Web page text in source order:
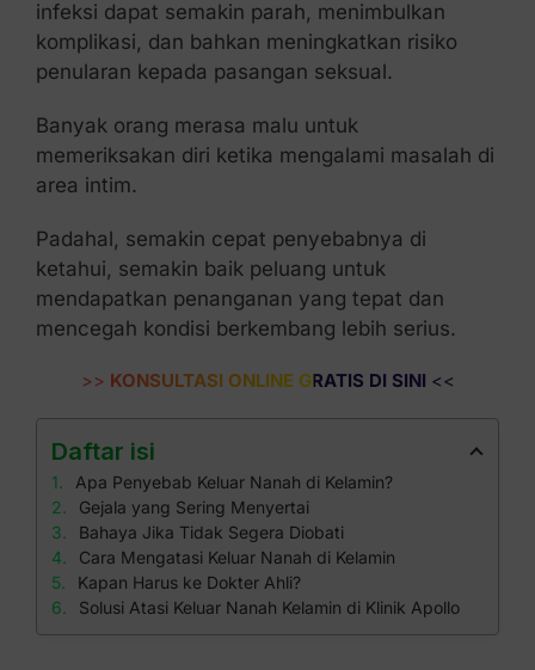
infeksi dapat semakin parah, menimbulkan
komplikasi, dan bahkan meningkatkan risiko
penularan kepada pasangan seksual.
Banyak orang merasa malu untuk
memeriksakan diri ketika mengalami masalah di
area intim.
Padahal, semakin cepat penyebabnya di
ketahui, semakin baik peluang untuk
mendapatkan penanganan yang tepat dan
mencegah kondisi berkembang lebih serius.
>> KONSULTASI ONLINE GRATIS DI SINI <<
Daftar isi
Apa Penyebab Keluar Nanah di Kelamin?
Gejala yang Sering Menyertai
Bahaya Jika Tidak Segera Diobati
Cara Mengatasi Keluar Nanah di Kelamin
Kapan Harus ke Dokter Ahli?
Solusi Atasi Keluar Nanah Kelamin di Klinik Apollo